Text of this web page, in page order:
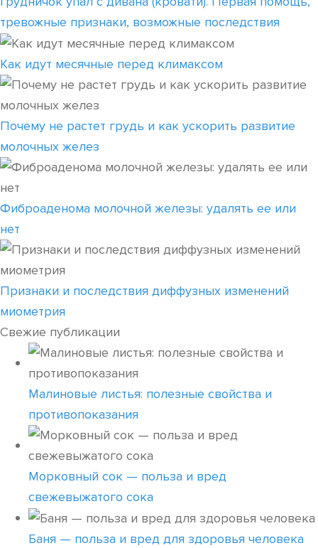
тревожные признаки, возможные последствия
Как идут месячные перед климаксом
Почему не растет грудь и как ускорить развитие
молочных желез
Фиброаденома молочной железы: удалять ее или
нет
Признаки и последствия диффузных изменений
миометрия
Свежие публикации
Малиновые листья: полезные свойства и
противопоказания
Морковный сок — польза и вред
свежевыжатого сока
Баня — польза и вред для здоровья человека